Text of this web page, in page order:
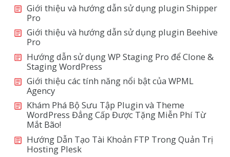
Giới thiệu và hướng dẫn sử dụng plugin Shipper
Pro
Giới thiệu và hướng dẫn sử dụng plugin Beehive
Pro
Hướng dẫn sử dụng WP Staging Pro để Clone &
Staging WordPress
Giới thiệu các tính năng nổi bật của WPML
Agency
Khám Phá Bộ Sưu Tập Plugin và Theme
WordPress Đẳng Cấp Được Tặng Miễn Phí Từ
Mắt Bão!
Hướng Dẫn Tạo Tài Khoản FTP Trong Quản Trị
Hosting Plesk